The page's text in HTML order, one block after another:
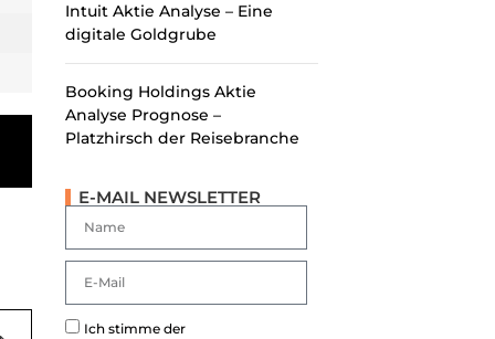
Intuit Aktie Analyse – Eine
digitale Goldgrube
Booking Holdings Aktie
Analyse Prognose –
Platzhirsch der Reisebranche
E-MAIL NEWSLETTER
Ich stimme der